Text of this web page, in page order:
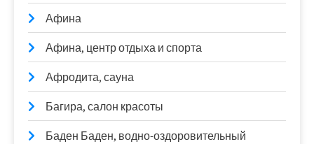
Афина
Афина, центр отдыха и спорта
Афродита, сауна
Багира, салон красоты
Баден Баден, водно-оздоровительный